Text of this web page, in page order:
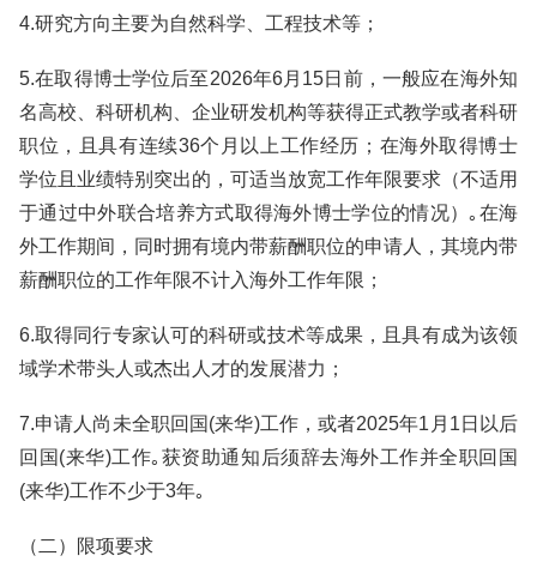
4.研究方向主要为自然科学、工程技术等；
5.在取得博士学位后至2026年6月15日前，一般应在海外知
名高校、科研机构、企业研发机构等获得正式教学或者科研
职位，且具有连续36个月以上工作经历；在海外取得博士
学位且业绩特别突出的，可适当放宽工作年限要求（不适用
于通过中外联合培养方式取得海外博士学位的情况）｡在海
外工作期间，同时拥有境内带薪酬职位的申请人，其境内带
薪酬职位的工作年限不计入海外工作年限；
6.取得同行专家认可的科研或技术等成果，且具有成为该领
域学术带头人或杰出人才的发展潜力；
7.申请人尚未全职回国(来华)工作，或者2025年1月1日以后
回国(来华)工作｡获资助通知后须辞去海外工作并全职回国
(来华)工作不少于3年｡
（二）限项要求